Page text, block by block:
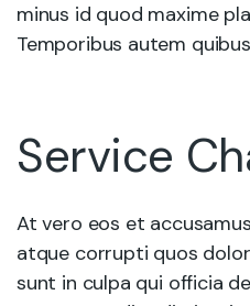
minus id quod maxime
Temporibus autem
Service
At vero eos et
atque corrupti quos
sunt in culpa qui officia